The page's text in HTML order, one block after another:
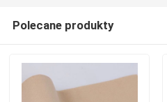
Polecane produkty